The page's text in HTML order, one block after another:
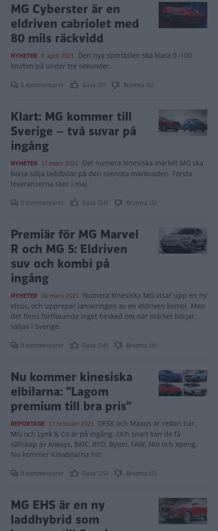
MG Cyberster är en
eldriven cabriolet med
80 mils räckvidd
NYHETER 8 april 2021 Den nya sportbilen ska klara 0–100
km/tim på under tre sekunder.
0 kommentarer Gasa (9) Bromsa (6)
Klart: MG kommer till
Sverige – två suvar på
ingång
NYHETER 17 mars 2021 Det numera kinesiska märket MG ska
börja sälja laddbilar på den svenska marknaden. Första
leveranserna sker i maj.
0 kommentarer Gasa (14) Bromsa (5)
Premiär för MG Marvel
R och MG 5: Eldriven
suv och kombi på
ingång
NYHETER 16 mars 2021 Numera kinesiska MG visar upp en ny
elsuv, och upprepar lanseringen av en eldriven kombi. Men
det finns fortfarande inget besked om när märket börjar
säljas i Sverige.
0 kommentarer Gasa (14) Bromsa (9)
Nu kommer kinesiska
elbilarna: ”Lagom
premium till bra pris”
REPORTAGE 17 februari 2021 DFSK och Maxus är redan här.
MG och Lynk & Co är på ingång. Och snart kan de få
sällskap av Aiways, BAIC, BYD, Byton, FAW, Nio och Xpeng.
Nu kommer Kinabilarna hit!
0 kommentarer Gasa (15) Bromsa (5)
MG EHS är en ny
laddhybrid som